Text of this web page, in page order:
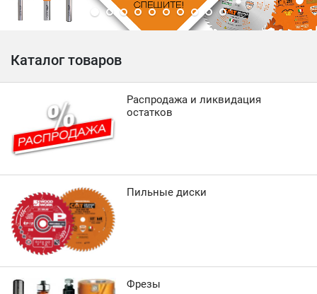
Каталог товаров
Распродажа и ликвидация
остатков
Пильные диски
Фрезы